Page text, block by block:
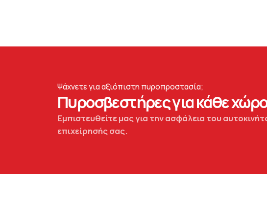
Ψάχνετε για αξιόπιστη πυροπροστασία;
Πυροσβεστήρες για κάθε
Εμπιστευθείτε μας για την ασφάλεια του
επιχείρησής σας.